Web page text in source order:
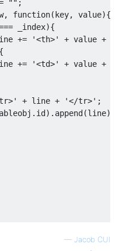
"" ;
, function( key, value){
_index){
+= '<th>' + value +
{
+= '<td>' + value +
+ line + '</tr>' ;
. id ). append (line);
— Jacob CUI